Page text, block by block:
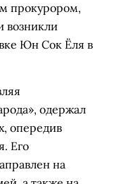
прокурором,
возникли
Юн Сок Ёля в
одержал
опередив
Его
на